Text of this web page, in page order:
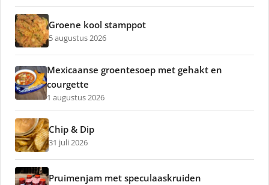
Groene kool stamppot
5 augustus 2026
Mexicaanse groentesoep met gehakt en
courgette
1 augustus 2026
Chip & Dip
31 juli 2026
Pruimenjam met speculaaskruiden